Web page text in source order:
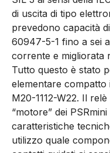
di uscita di tipo
prevedono capacità
60947-5-1 fino a sei
corrente e migliorata
Tutto questo è stato
elementare compatto
M20-1112-W22. Il
“motore” dei
caratteristiche
utilizzo quale